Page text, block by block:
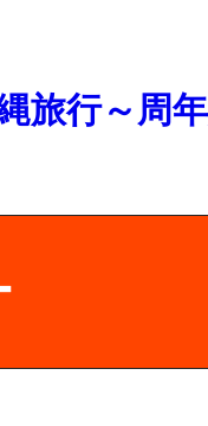
旅行～周